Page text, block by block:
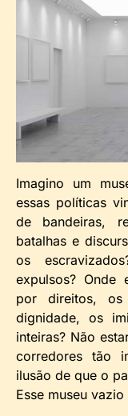
Imagino um
essas políticas
de bandeiras,
batalhas e
os
expulsos? Onde
por direitos, os
dignidade, os
inteiras? Não
corredores tão
ilusão de que o
Esse museu